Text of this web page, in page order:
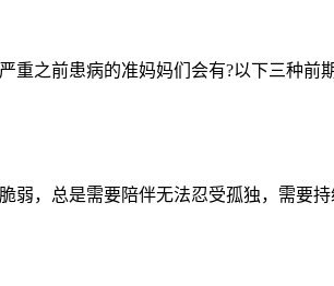
之前患病的准妈妈们会有?以下三种前期
弱，总是需要陪伴无法忍受孤独，需要